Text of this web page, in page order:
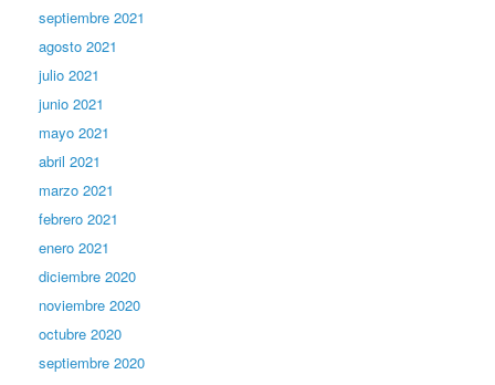
septiembre 2021
agosto 2021
julio 2021
junio 2021
mayo 2021
abril 2021
marzo 2021
febrero 2021
enero 2021
diciembre 2020
noviembre 2020
octubre 2020
septiembre 2020